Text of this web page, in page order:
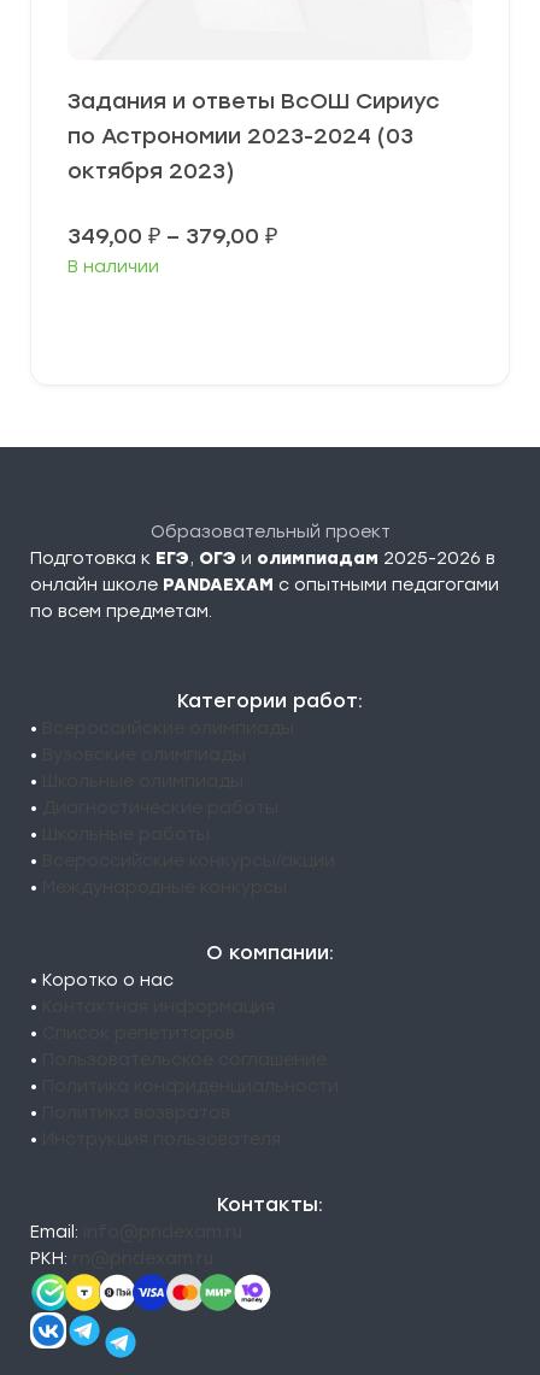
Задания и ответы ВсОШ Сириус
по Астрономии 2023-2024 (03
октября 2023)
349,00 ₽ – 379,00 ₽Диапазон
В наличии
Образовательный проект
Подготовка к ЕГЭ, ОГЭ и олимпиадам 2025-2026 в
онлайн школе PANDAEXAM c опытными педагогами
по всем предметам.
Категории работ:
•
•
•
•
•
•
•
О компании:
• Коротко о нас
•
•
•
•
•
•
Контакты:
Email:
РКН: